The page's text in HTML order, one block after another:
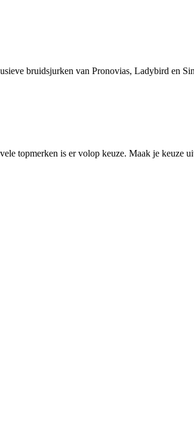
bruidsjurken van Pronovias, Ladybird en
topmerken is er volop keuze. Maak je keuze